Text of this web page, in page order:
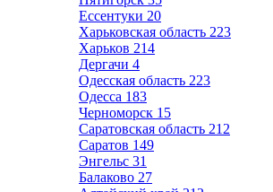
Ессентуки 20
Харьковская область 223
Харьков 214
Дергачи 4
Одесская область 223
Одесса 183
Черноморск 15
Саратовская область 212
Саратов 149
Энгельс 31
Балаково 27